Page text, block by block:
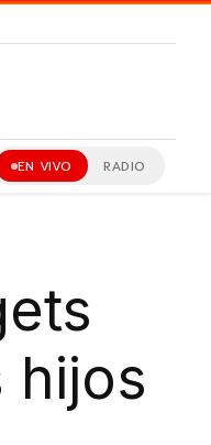
EN VIVO RADIO
hijos